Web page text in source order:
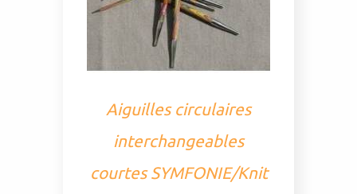
Aiguilles circulaires
interchangeables
courtes SYMFONIE/Knit